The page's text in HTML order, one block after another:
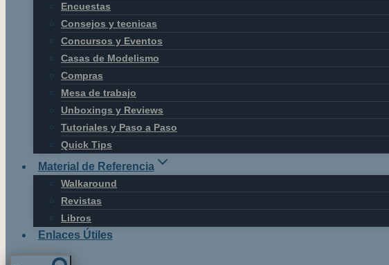
Encuestas
Consejos y tecnicas
Concursos y Eventos
Casas de Modelismo
Compras
Mesa de trabajo
Unboxings y Reviews
Tutoriales y Paso a Paso
Quick Tips
Material de Referencia
Walkaround
Revistas
Libros
Enlaces Útiles